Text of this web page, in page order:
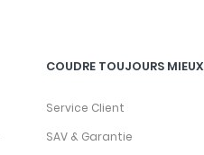
COUDRE TOUJOURS MIEUX
Service Client
SAV & Garantie